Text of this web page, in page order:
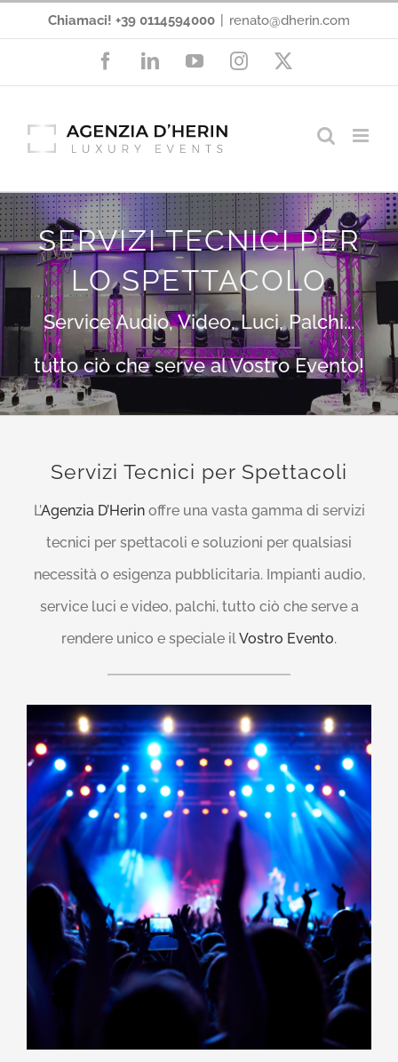
Chiamaci! +39 0114594000 renato@dherin.com
FacebookLinkedInYouTubeInstagram
SERVIZI TECNICI PER
LO SPETTACOLO
Service Audio, Video, Luci, Palchi...
tutto ciò che serve al Vostro Evento!
Servizi Tecnici per Spettacoli
L’Agenzia D’Herinoffre una vasta gamma di servizi
tecnici per spettacoli e soluzioni per qualsiasi
necessità o esigenza pubblicitaria. Impianti audio,
service luci e video, palchi, tutto ciò che serve a
rendere unico e speciale ilVostro Evento.